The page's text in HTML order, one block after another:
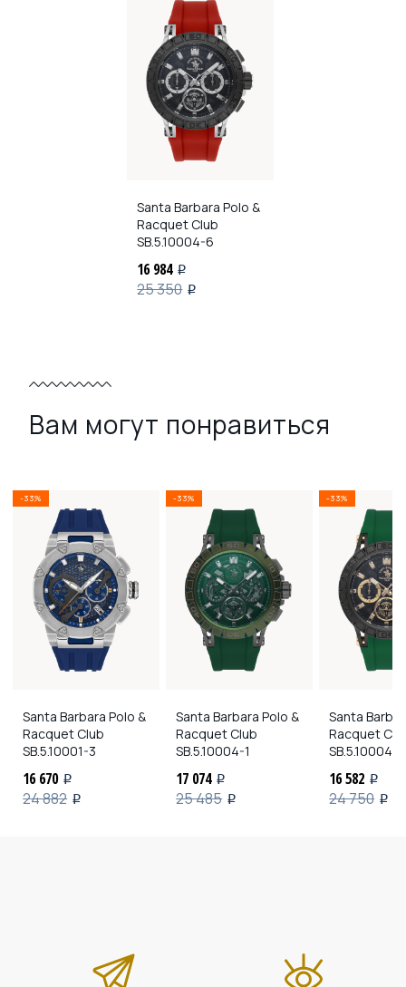
Santa Barbara Polo &
Racquet Club
SB.5.10004-6
16 984 i
25 350 i
Вам могут понравиться
-33%
Santa Barbara Polo &
Racquet Club
SB.5.10001-3
16 670 i
24 882 i
-33%
Santa Barbara Polo &
Racquet Club
SB.5.10004-1
17 074 i
25 485 i
-33%
Santa
Racquet
SB.5.10004-3
16 582 i
24 750 i